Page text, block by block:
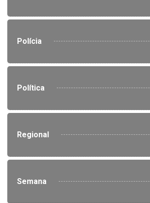
Polícia
Política
Regional
Semana